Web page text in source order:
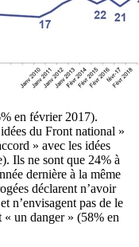
en février 2017).
du Front national »
» avec les idées
Ils ne sont que 24% à
dernière à la même
déclarent n’avoir
n’envisagent pas de le
« un danger » (58% en